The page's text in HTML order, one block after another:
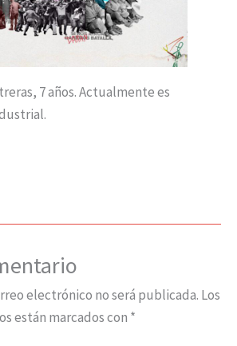
7 años. Actualmente es
electrónico no será publicada. Los
están marcados con *